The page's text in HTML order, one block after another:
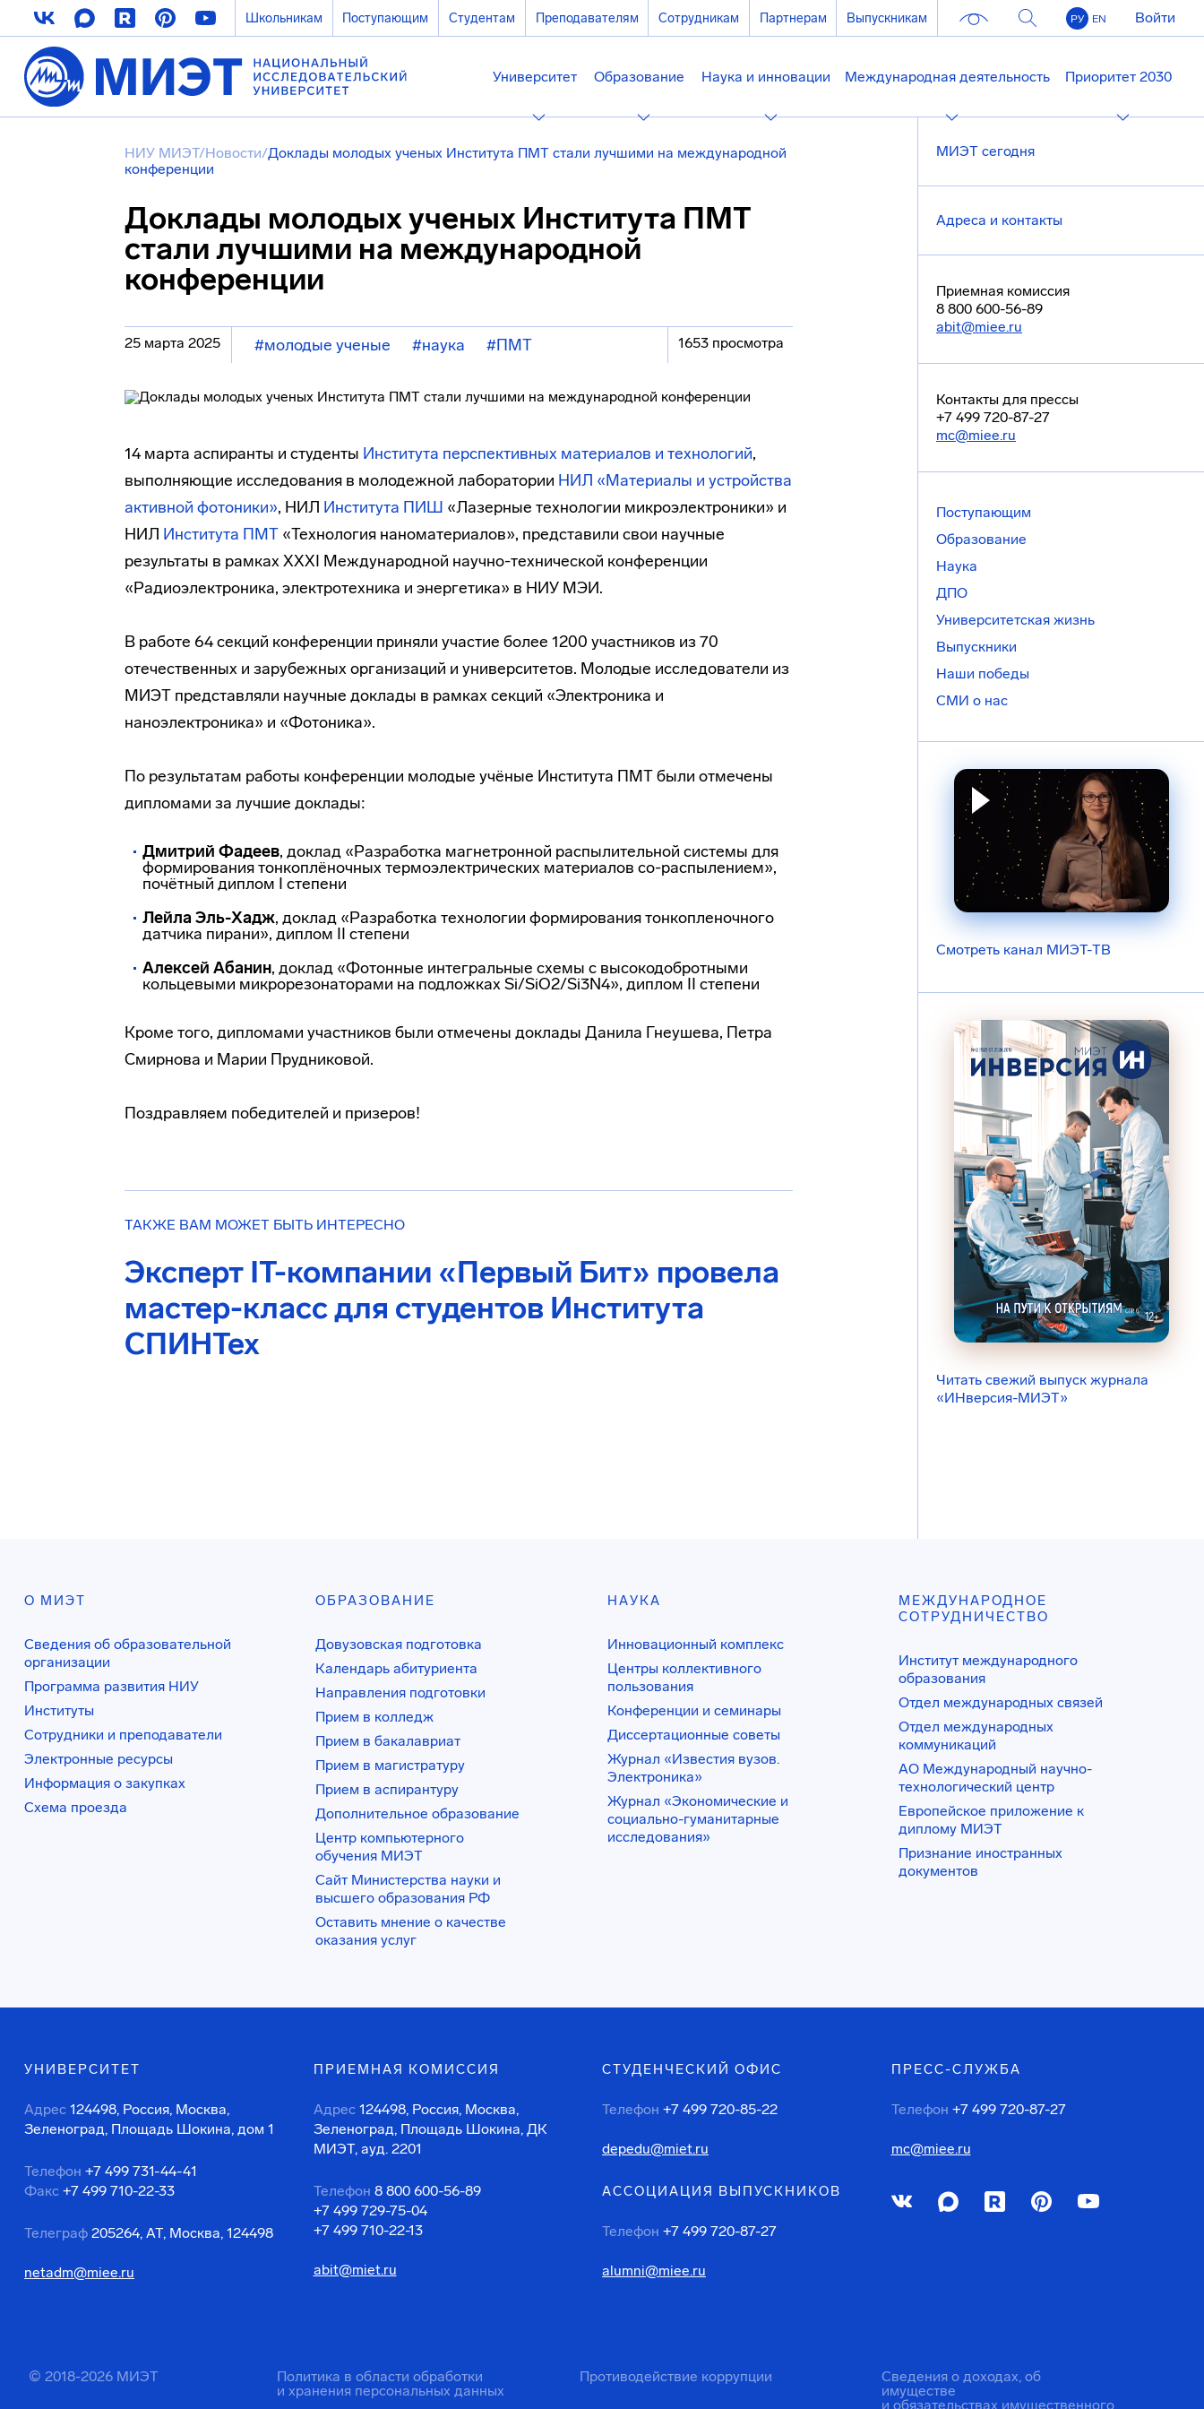
Школьникам Поступающим Студентам Преподавателям Сотрудникам Партнерам Выпускникам РУ EN Войти
Университет Образование Наука и инновации Международная деятельность Приоритет 2030
НИУ МИЭТ/Новости/Доклады молодых ученых Института ПМТ стали лучшими на международной
конференции
Доклады молодых ученых Института ПМТ
стали лучшими на международной
конференции
25 марта 2025 #молодые ученые #наука #ПМТ 1653 просмотра
14 марта аспиранты и студенты Института перспективных материалов и технологий,
выполняющие исследования в молодежной лаборатории НИЛ «Материалы и устройства
активной фотоники», НИЛ Института ПИШ «Лазерные технологии микроэлектроники» и
НИЛ Института ПМТ «Технология наноматериалов», представили свои научные
результаты в рамках XXXI Международной научно-технической конференции
«Радиоэлектроника, электротехника и энергетика» в НИУ МЭИ.
В работе 64 секций конференции приняли участие более 1200 участников из 70
отечественных и зарубежных организаций и университетов. Молодые исследователи из
МИЭТ представляли научные доклады в рамках секций «Электроника и
наноэлектроника» и «Фотоника».
По результатам работы конференции молодые учёные Института ПМТ были отмечены
дипломами за лучшие доклады:
Дмитрий Фадеев, доклад «Разработка магнетронной распылительной системы для
формирования тонкоплёночных термоэлектрических материалов со-распылением»,
почётный диплом I степени
Лейла Эль-Хадж, доклад «Разработка технологии формирования тонкопленочного
датчика пирани», диплом II степени
Алексей Абанин, доклад «Фотонные интегральные схемы с высокодобротными
кольцевыми микрорезонаторами на подложках Si/SiO2/Si3N4», диплом II степени
Кроме того, дипломами участников были отмечены доклады Данила Гнеушева, Петра
Смирнова и Марии Прудниковой.
Поздравляем победителей и призеров!
ТАКЖЕ ВАМ МОЖЕТ БЫТЬ ИНТЕРЕСНО
Эксперт IT-компании «Первый Бит» провела
мастер-класс для студентов Института
СПИНТех
МИЭТ сегодня
Адреса и контакты
Приемная комиссия
8 800 600-56-89
abit@miee.ru
Контакты для прессы
+7 499 720-87-27
mc@miee.ru
Поступающим
Образование
Наука
ДПО
Университетская жизнь
Выпускники
Наши победы
СМИ о нас
Смотреть канал МИЭТ-ТВ
Читать свежий выпуск журнала
«ИНверсия-МИЭТ»
О МИЭТ
Сведения об образовательной
организации
Программа развития НИУ
Институты
Сотрудники и преподаватели
Электронные ресурсы
Информация о закупках
Схема проезда
ОБРАЗОВАНИЕ
Довузовская подготовка
Календарь абитуриента
Направления подготовки
Прием в колледж
Прием в бакалавриат
Прием в магистратуру
Прием в аспирантуру
Дополнительное образование
Центр компьютерного
обучения МИЭТ
Сайт Министерства науки и
высшего образования РФ
Оставить мнение о качестве
оказания услуг
НАУКА
Инновационный комплекс
Центры коллективного
пользования
Конференции и семинары
Диссертационные советы
Журнал «Известия вузов.
Электроника»
Журнал «Экономические и
социально-гуманитарные
исследования»
МЕЖДУНАРОДНОЕ
СОТРУДНИЧЕСТВО
Институт международного
образования
Отдел международных связей
Отдел международных
коммуникаций
АО Международный научно-
технологический центр
Европейское приложение к
диплому МИЭТ
Признание иностранных
документов
УНИВЕРСИТЕТ
Адрес 124498, Россия, Москва,
Зеленоград, Площадь Шокина, дом 1
Телефон +7 499 731-44-41
Факс +7 499 710-22-33
Телеграф 205264, АТ, Москва, 124498
netadm@miee.ru
ПРИЕМНАЯ КОМИССИЯ
Адрес 124498, Россия, Москва,
Зеленоград, Площадь Шокина, ДК
МИЭТ, ауд. 2201
Телефон 8 800 600-56-89
+7 499 729-75-04
+7 499 710-22-13
abit@miet.ru
СТУДЕНЧЕСКИЙ ОФИС
Телефон +7 499 720-85-22
depedu@miet.ru
АССОЦИАЦИЯ ВЫПУСКНИКОВ
Телефон +7 499 720-87-27
alumni@miee.ru
ПРЕСС-СЛУЖБА
Телефон +7 499 720-87-27
mc@miee.ru
© 2018-2026 МИЭТ
Политика в области обработки
и хранения персональных данных
Противодействие коррупции
Сведения о доходах, об
имуществе
и обязательствах имущественного